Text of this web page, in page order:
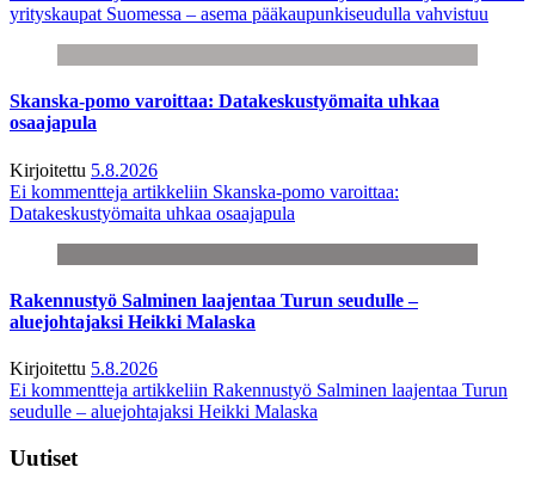
yrityskaupat Suomessa – asema pääkaupunkiseudulla vahvistuu
Skanska-pomo varoittaa: Datakeskustyömaita uhkaa
osaajapula
Kirjoitettu 5.8.2026
Ei kommentteja artikkeliin Skanska-pomo varoittaa:
Datakeskustyömaita uhkaa osaajapula
Rakennustyö Salminen laajentaa Turun seudulle –
aluejohtajaksi Heikki Malaska
Kirjoitettu 5.8.2026
Ei kommentteja artikkeliin Rakennustyö Salminen laajentaa Turun
seudulle – aluejohtajaksi Heikki Malaska
Uutiset